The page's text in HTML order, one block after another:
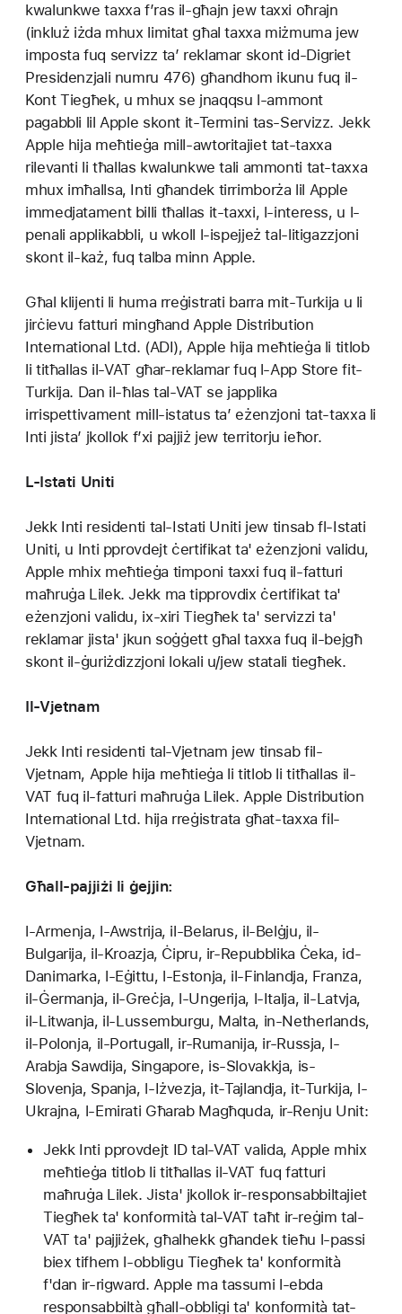
kwalunkwe taxxa f’ras il-għajn jew taxxi oħrajn
(inkluż iżda mhux limitat għal taxxa miżmuma jew
imposta fuq servizz ta’ reklamar skont id-Digriet
Presidenzjali numru 476) għandhom ikunu fuq il-
Kont Tiegħek, u mhux se jnaqqsu l-ammont
pagabbli lil Apple skont it-Termini tas-Servizz. Jekk
Apple hija meħtieġa mill-awtoritajiet tat-taxxa
rilevanti li tħallas kwalunkwe tali ammonti tat-taxxa
mhux imħallsa, Inti għandek tirrimborża lil Apple
immedjatament billi tħallas it-taxxi, l-interess, u l-
penali applikabbli, u wkoll l-ispejjeż tal-litigazzjoni
skont il-każ, fuq talba minn Apple.
Għal klijenti li huma rreġistrati barra mit-Turkija u li
jirċievu fatturi mingħand Apple Distribution
International Ltd. (ADI), Apple hija meħtieġa li titlob
li titħallas il-VAT għar-reklamar fuq l-App Store fit-
Turkija. Dan il-ħlas tal-VAT se japplika
irrispettivament mill-istatus ta’ eżenzjoni tat-taxxa li
Inti jista’ jkollok f’xi pajjiż jew territorju ieħor.
L-Istati Uniti
Jekk Inti residenti tal-Istati Uniti jew tinsab fl-Istati
Uniti, u Inti pprovdejt ċertifikat ta' eżenzjoni validu,
Apple mhix meħtieġa timponi taxxi fuq il-fatturi
maħruġa Lilek. Jekk ma tipprovdix ċertifikat ta'
eżenzjoni validu, ix-xiri Tiegħek ta' servizzi ta'
reklamar jista' jkun soġġett għal taxxa fuq il-bejgħ
skont il-ġuriżdizzjoni lokali u/jew statali tiegħek.
Il-Vjetnam
Jekk Inti residenti tal-Vjetnam jew tinsab fil-
Vjetnam, Apple hija meħtieġa li titlob li titħallas il-
VAT fuq il-fatturi maħruġa Lilek. Apple Distribution
International Ltd. hija rreġistrata għat-taxxa fil-
Vjetnam.
Għall-pajjiżi li ġejjin:
l-Armenja, l-Awstrija, il-Belarus, il-Belġju, il-
Bulgarija, il-Kroazja, Ċipru, ir-Repubblika Ċeka, id-
Danimarka, l-Eġittu, l-Estonja, il-Finlandja, Franza,
il-Ġermanja, il-Greċja, l-Ungerija, l-Italja, il-Latvja,
il-Litwanja, il-Lussemburgu, Malta, in-Netherlands,
il-Polonja, il-Portugall, ir-Rumanija, ir-Russja, l-
Arabja Sawdija, Singapore, is-Slovakkja, is-
Slovenja, Spanja, l-Iżvezja, it-Tajlandja, it-Turkija, l-
Ukrajna, l-Emirati Għarab Magħquda, ir-Renju Unit:
Jekk Inti pprovdejt ID tal-VAT valida, Apple mhix
meħtieġa titlob li titħallas il-VAT fuq fatturi
maħruġa Lilek. Jista' jkollok ir-responsabbiltajiet
Tiegħek ta' konformità tal-VAT taħt ir-reġim tal-
VAT ta' pajjiżek, għalhekk għandek tieħu l-passi
biex tifhem l-obbligu Tiegħek ta' konformità
f'dan ir-rigward. Apple ma tassumi l-ebda
responsabbiltà għall-obbligi ta' konformità tat-